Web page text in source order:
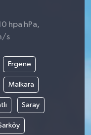
hpa hPa,
s
Ergene
Malkara
Saray